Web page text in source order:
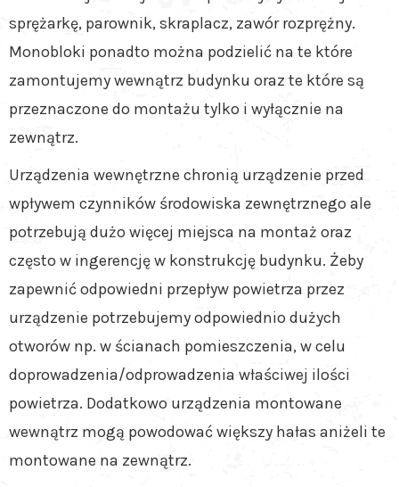
sprężarkę, parownik, skraplacz, zawór rozprężny.
Monobloki ponadto można podzielić na te które
zamontujemy wewnątrz budynku oraz te które są
przeznaczone do montażu tylko i wyłącznie na
zewnątrz.
Urządzenia wewnętrzne chronią urządzenie przed
wpływem czynników środowiska zewnętrznego ale
potrzebują dużo więcej miejsca na montaż oraz
często w ingerencję w konstrukcję budynku. Żeby
zapewnić odpowiedni przepływ powietrza przez
urządzenie potrzebujemy odpowiednio dużych
otworów np. w ścianach pomieszczenia, w celu
doprowadzenia/odprowadzenia właściwej ilości
powietrza. Dodatkowo urządzenia montowane
wewnątrz mogą powodować większy hałas aniżeli te
montowane na zewnątrz.